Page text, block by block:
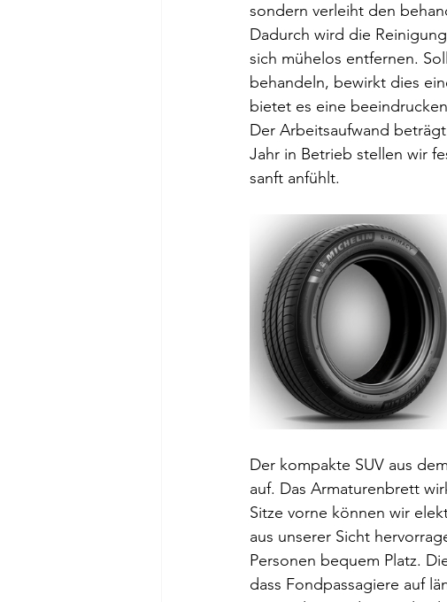
sondern verleiht den
Dadurch wird die
sich mühelos entfernen.
behandeln, bewirkt dies
bietet es eine
Der Arbeitsaufwand
Jahr in Betrieb stellen wir
sanft anfühlt.
Der kompakte SUV aus
auf. Das Armaturenbrett
Sitze vorne können wir
aus unserer Sicht
Personen bequem Platz.
dass Fondpassagiere auf